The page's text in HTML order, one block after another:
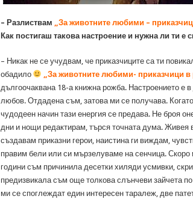
– Разлиствам „За животните любими –
Как постигаш такова настроение и нужна ли ти е
– Никак не се учудвам, че приказчиците са ти
обадило
„За животните любими- приказчици в
дългоочаквана 18-а книжна рожба. Настроението е
любов. Отдадена съм, затова ми се получава.
чудодеен начин тази енергия се предава. Не броя
дни и нощи редактирам, търся точната дума. Живея
създавам приказни герои, наистина ги виждам,
правим бели или си мързелуваме на сенчица.
години съм причинила десетки хиляди усмивки,
предизвикала съм още толкова слънчеви зайчета
ми се споглеждат един интересен таралеж, две